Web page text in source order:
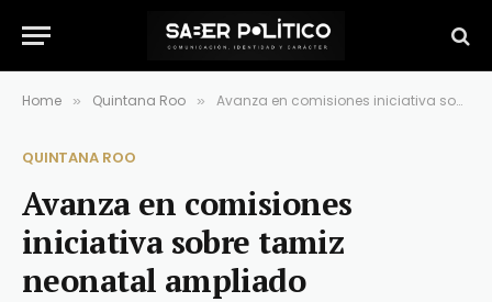
Home » Quintana Roo » Avanza en comisiones iniciativa sobre tamiz neonatal ampliado
QUINTANA ROO
Avanza en comisiones
iniciativa sobre tamiz
neonatal ampliado